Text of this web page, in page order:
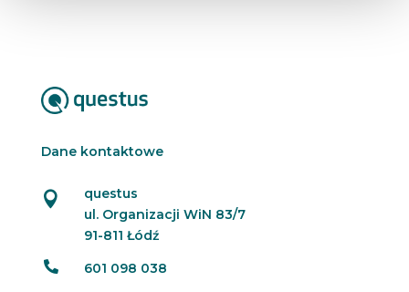
Dane kontaktowe

questus
ul. Organizacji WiN 83/7
91-811 Łódź
 601 098 038